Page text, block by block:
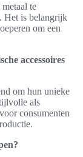
te
Het is belangrijk
om een
accessoires
om hun unieke
als
consumenten